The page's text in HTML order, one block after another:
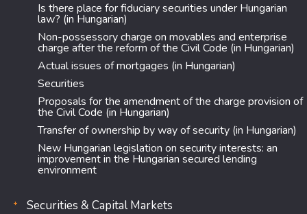
Is there place for fiduciary securities under Hungarian
law? (in Hungarian)
Non-possessory charge on movables and enterprise
charge after the reform of the Civil Code (in Hungarian)
Actual issues of mortgages (in Hungarian)
Securities
Proposals for the amendment of the charge provision of
the Civil Code (in Hungarian)
Transfer of ownership by way of security (in Hungarian)
New Hungarian legislation on security interests: an
improvement in the Hungarian secured lending
environment
Securities & Capital Markets